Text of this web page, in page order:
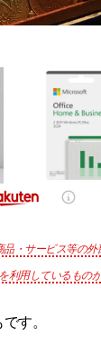
品・サービス等の
利用しているもの
す。